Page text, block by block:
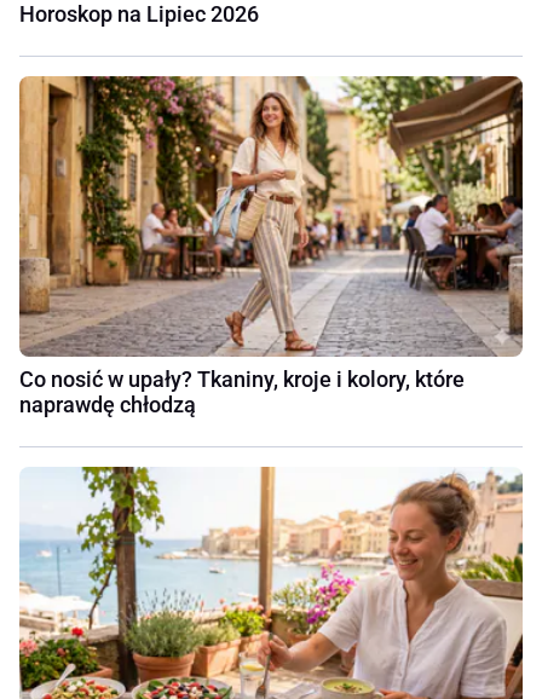
Horoskop na Lipiec 2026
Co nosić w upały? Tkaniny, kroje i kolory, które
naprawdę chłodzą